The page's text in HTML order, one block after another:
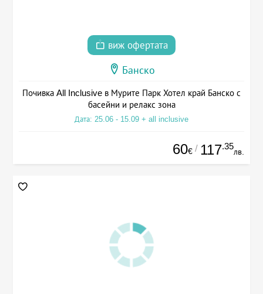
виж офертата
Банско
Почивка All Inclusive в Мурите Парк Хотел край Банско с
басейни и релакс зона
Дата: 25.06 - 15.09 + all inclusive
60€ / 117.35
лв.